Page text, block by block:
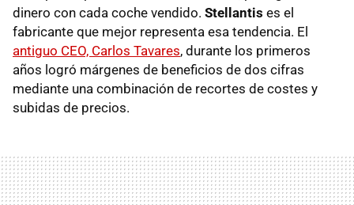
dinero con cada coche vendido. Stellantis es el
fabricante que mejor representa esa tendencia. El
antiguo CEO, Carlos Tavares, durante los primeros
años logró márgenes de beneficios de dos cifras
mediante una combinación de recortes de costes y
subidas de precios.